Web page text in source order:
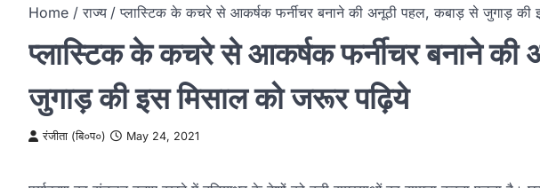
Home राज्य प्लास्टिक के कचरे से आकर्षक फर्नीचर बनाने की अनूठी पहल, कबाड़ से जुगाड़ की
प्लास्टिक के कचरे से आकर्षक फर्नीचर बनाने की
जुगाड़ की इस मिसाल को जरूर पढ़िये
रंजीता (बि०प०) May 24, 2021